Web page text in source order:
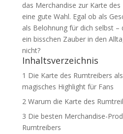
das Merchandise zur Karte
eine gute Wahl. Egal ob als
als Belohnung für dich selbst –
ein bisschen Zauber in den
nicht?
Inhaltsverzeichnis
1 Die Karte des Rumtreibers
magisches Highlight für Fans
2Warum die Karte des
3 Die besten Merchandise-
Rumtreibers